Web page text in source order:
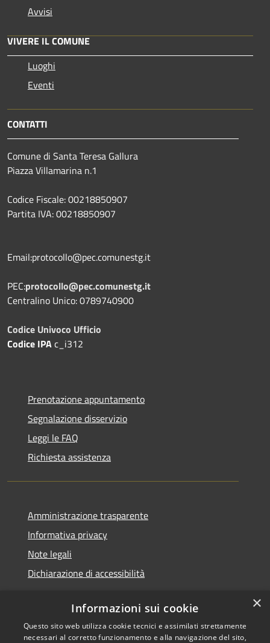
Avvisi
VIVERE IL COMUNE
Luoghi
Eventi
CONTATTI
Comune di Santa Teresa Gallura
Piazza Villamarina n.1
Codice Fiscale: 00218850907
Partita IVA: 00218850907
Email:protocollo@pec.comunestg.it
PEC:protocollo@pec.comunestg.it
Centralino Unico: 0789740900
Codice Univoco Ufficio
Codice IPAc_i312
Prenotazione appuntamento
Segnalazione disservizio
Leggi le FAQ
Richiesta assistenza
Amministrazione trasparente
Informativa privacy
Note legali
Dichiarazione di accessibilità
RSS
Copyright © 2026 • Comune di
×
Informazioni sui cookie
Questo sito web utilizza cookie tecnici e assimilati strettamente
necessari al corretto funzionamento e alla navigazione del sito,